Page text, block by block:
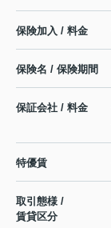
保険加入 / 料金
保険名 / 保険期間
保証会社 / 料金
特優賃
取引態様 /
賃貸区分